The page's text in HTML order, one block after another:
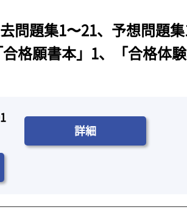
問題集1〜21、予想問題
格願書本」1、「合格体
詳細